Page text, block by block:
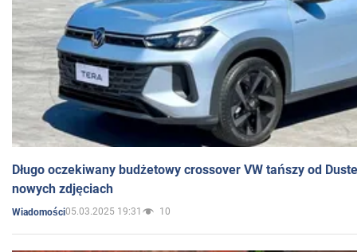
Długo oczekiwany budżetowy crossover VW tańszy od
nowych zdjęciach
Wiadomości05.03.2025 19:31 10